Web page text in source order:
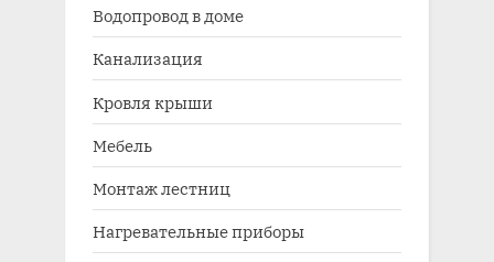
Водопровод в доме
Канализация
Кровля крыши
Мебель
Монтаж лестниц
Нагревательные приборы